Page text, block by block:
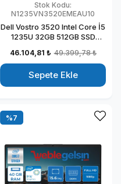
Stok Kodu:
N1235VN3520EMEAU10
Dell Vostro 3520 Intel Core İ5
1235U 32GB 512GB SSD
Bilgisayar
N1235VN3520EMEAU10
46.104,81 ₺ 49.399,78 ₺
Sepete Ekle
%7